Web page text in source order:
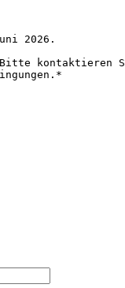
2026.
Bitte kontaktieren